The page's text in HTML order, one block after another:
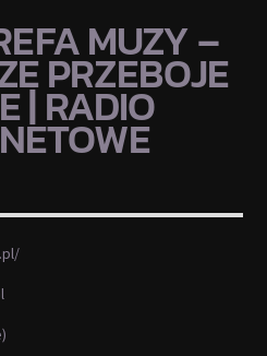
MUZY –
PRZEBOJE
| RADIO